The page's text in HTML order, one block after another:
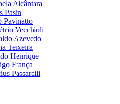
Alcântara
Pasin
Pavinatto
Vecchioli
Azevedo
Teixeira
Henrique
França
Passarelli